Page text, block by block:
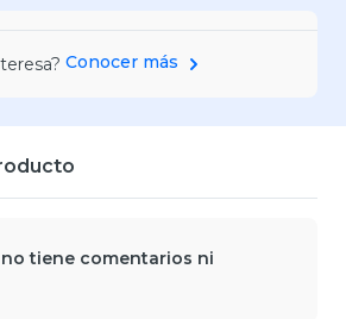
Conocer más
tiene comentarios ni